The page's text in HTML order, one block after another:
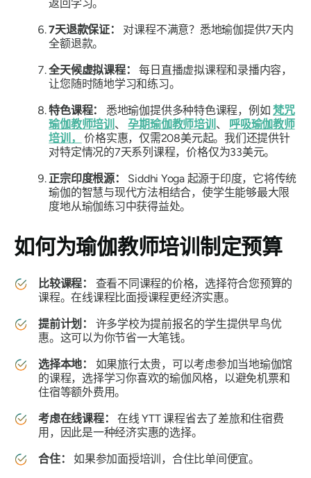
返回学习。
7天退款保证：
对课程不满意？悉地瑜伽提供7天内
全额退款。
全天候虚拟课程：
每日直播虚拟课程和录播内容，
让您随时随地学习和练习。
特色课程：
悉地瑜伽提供多种特色课程，例如梵咒
瑜伽教师培训 、孕期瑜伽教师培训 、 呼吸瑜伽教师
培训，
价格实惠，仅需208美元起。我们还提供针
对特定情况的7天系列课程，价格仅为33美元。
正宗印度根源：
Siddhi Yoga 起源于印度，它将传统
瑜伽的智慧与现代方法相结合，使学生能够最大限
度地从瑜伽练习中获得益处。
如何为瑜伽教师培训制定预算
比较课程：
查看不同课程的价格，选择符合您预算的
课程。在线课程比面授课程更经济实惠。
提前计划：
许多学校为提前报名的学生提供早鸟优
惠。这可以为你节省一大笔钱。
选择本地：
如果旅行太贵，可以考虑参加当地瑜伽馆
的课程，选择学习你喜欢的瑜伽风格，以避免机票和
住宿等额外费用。
考虑在线课程：
在线 YTT 课程省去了差旅和住宿费
用，因此是一种经济实惠的选择。
合住：
如果参加面授培训，合住比单间便宜。